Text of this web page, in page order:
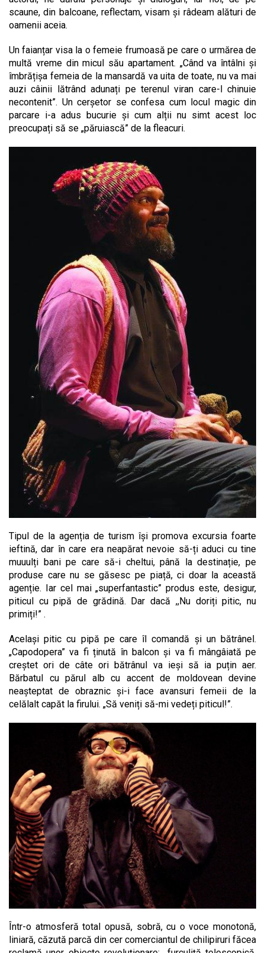
scaune, din balcoane, reflectam, visam și râdeam alături de
oamenii aceia.
Un faianțar visa la o femeie frumoasă pe care o urmărea de
multă vreme din micul său apartament. „Când va întâlni și
îmbrățișa femeia de la mansardă va uita de toate, nu va mai
auzi câinii lătrând adunați pe terenul viran care-l chinuie
necontenit”. Un cerșetor se confesa cum locul magic din
parcare i-a adus bucurie și cum alții nu simt acest loc
preocupați să se „păruiască” de la fleacuri.
Tipul de la agenția de turism își promova excursia foarte
ieftină, dar în care era neapărat nevoie să-ți aduci cu tine
muuulți bani pe care să-i cheltui, până la destinație, pe
produse care nu se găsesc pe piață, ci doar la această
agenție. Iar cel mai „superfantastic” produs este, desigur,
piticul cu pipă de grădină. Dar dacă ,,Nu doriți pitic, nu
primiți!” .
Același pitic cu pipă pe care îl comandă și un bătrânel.
„Capodopera” va fi ținută în balcon și va fi mângâiată pe
creștet ori de câte ori bătrânul va ieși să ia puțin aer.
Bărbatul cu părul alb cu accent de moldovean devine
neașteptat de obraznic și-i face avansuri femeii de la
celălalt capăt la firului. „Să veniți să-mi vedeți piticul!”.
Într-o atmosferă total opusă, sobră, cu o voce monotonă,
liniară, căzută parcă din cer comerciantul de chilipiruri făcea